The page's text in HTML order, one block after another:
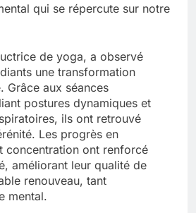
qui se répercute sur notre
de yoga, a observé
une transformation
Grâce aux séances
postures dynamiques et
ils ont retrouvé
Les progrès en
concentration ont renforcé
améliorant leur qualité de
renouveau, tant
mental.